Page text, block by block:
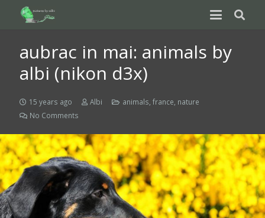
aubrac in mai: animals by
albi (nikon d3x)
15 years ago Albi animals france nature
No Comments